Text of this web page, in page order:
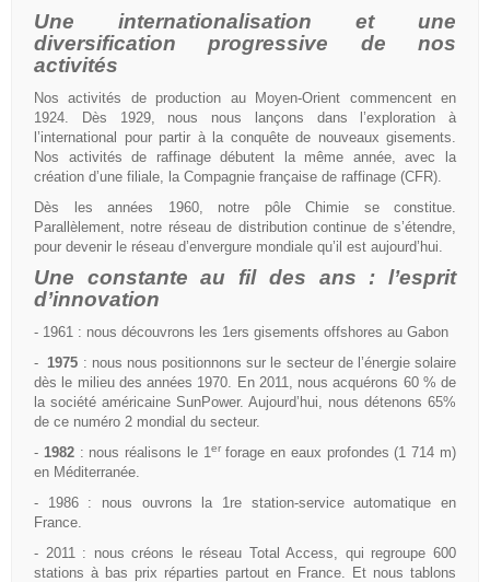
Une internationalisation et une
diversification progressive de nos
activités
Nos activités de production au Moyen-Orient commencent en
1924. Dès 1929, nous nous lançons dans l’exploration à
l’international pour partir à la conquête de nouveaux gisements.
Nos activités de raffinage débutent la même année, avec la
création d’une filiale, la Compagnie française de raffinage (CFR).
Dès les années 1960, notre pôle Chimie se constitue.
Parallèlement, notre réseau de distribution continue de s’étendre,
pour devenir le réseau d’envergure mondiale qu’il est aujourd’hui.
Une constante au fil des ans : l’esprit
d’innovation
- 1961 : nous découvrons les 1ers gisements offshores au Gabon
- 1975 : nous nous positionnons sur le secteur de l’énergie solaire
dès le milieu des années 1970. En 2011, nous acquérons 60 % de
la société américaine SunPower. Aujourd’hui, nous détenons 65%
de ce numéro 2 mondial du secteur.
- 1982: nous réalisons le 1 erforage en eaux profondes (1 714 m)
en Méditerranée.
- 1986 : nous ouvrons la 1re station-service automatique en
France.
- 2011 : nous créons le réseau Total Access, qui regroupe 600
stations à bas prix réparties partout en France. Et nous tablons